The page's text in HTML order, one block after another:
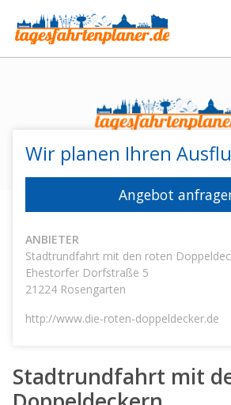
Wir planen Ihren
Angebot
ANBIETER
Stadtrundfahrt mit den roten
Ehestorfer Dorfstraße 5
21224 Rosengarten
http://www.die-roten-doppeldecker.de
Stadtrundfahrt mit